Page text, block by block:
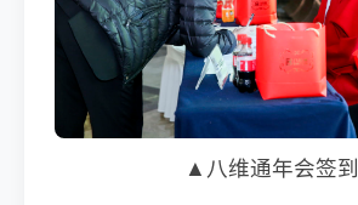
▲八维通年会签到